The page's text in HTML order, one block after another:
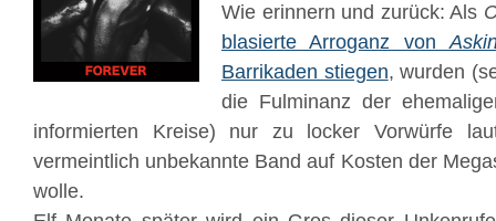
Wie erinnern und zurück: Als
blasierte Arroganz von
Barrikaden stiegen, wurden
die Fulminanz der
informierten Kreise) nur zu locker Vorwürfe
vermeintlich unbekannte Band auf Kosten der
wolle.